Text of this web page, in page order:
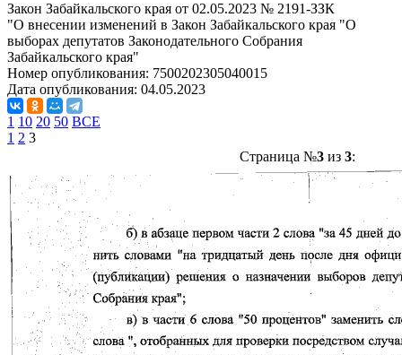
Закон Забайкальского края от 02.05.2023 № 2191-ЗЗК
"О внесении изменений в Закон Забайкальского края "О
выборах депутатов Законодательного Собрания
Забайкальского края"
Номер опубликования: 7500202305040015
Дата опубликования: 04.05.2023
1 10 20 50 ВСЕ
1 2 3
Страница №3из 3: